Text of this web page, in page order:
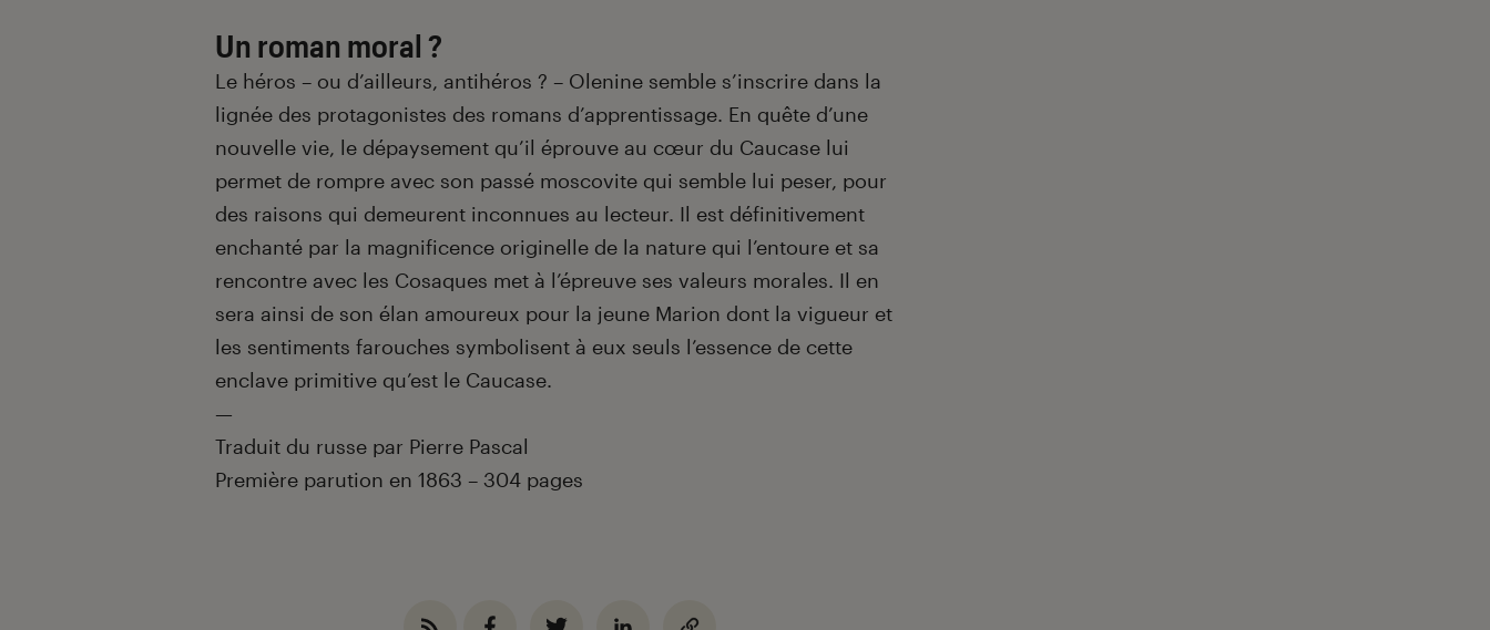
Un roman moral ?
Le héros – ou d’ailleurs, antihéros ? – Olenine semble s’inscrire dans la
lignée des protagonistes des romans d’apprentissage. En quête d’une
nouvelle vie, le dépaysement qu’il éprouve au cœur du Caucase lui
permet de rompre avec son passé moscovite qui semble lui peser, pour
des raisons qui demeurent inconnues au lecteur. Il est définitivement
enchanté par la magnificence originelle de la nature qui l’entoure et sa
rencontre avec les Cosaques met à l’épreuve ses valeurs morales. Il en
sera ainsi de son élan amoureux pour la jeune Marion dont la vigueur et
les sentiments farouches symbolisent à eux seuls l’essence de cette
enclave primitive qu’est le Caucase.
—
Traduit du russe par Pierre Pascal
Première parution en 1863 – 304 pages